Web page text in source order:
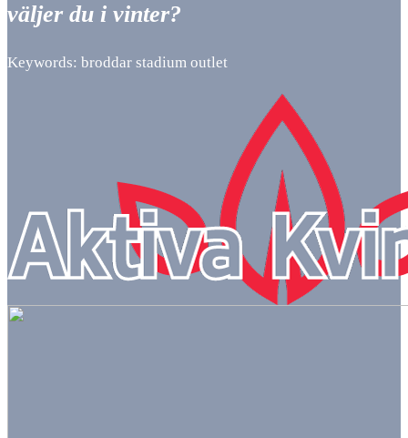
väljer du i vinter?
Keywords: broddar stadium outlet